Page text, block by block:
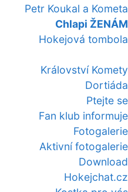
Petr Koukal a Kometa
Chlapi ŽENÁM
Hokejová tombola
Království Komety
Dortiáda
Ptejte se
Fan klub informuje
Fotogalerie
Aktivní fotogalerie
Download
Hokejchat.cz